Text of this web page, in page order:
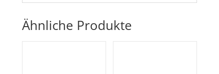
Ähnliche Produkte